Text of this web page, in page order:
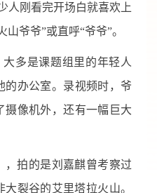
人刚看完开场白就喜欢上
爷爷”或直呼“爷爷”。
多是课题组里的年轻人
的办公室。录视频时，爷
摄像机外，还有一幅巨大
，拍的是刘嘉麒曾考察过
裂谷的艾里塔拉火山。